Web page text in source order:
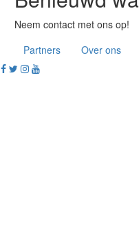
Neem contact met ons op!
Partners
Over ons